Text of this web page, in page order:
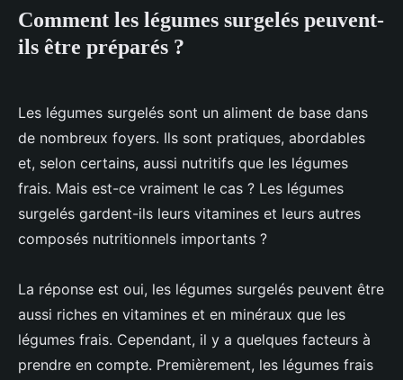
Comment les légumes surgelés peuvent-
ils être préparés ?
Les légumes surgelés sont un aliment de base dans
de nombreux foyers. Ils sont pratiques, abordables
et, selon certains, aussi nutritifs que les légumes
frais. Mais est-ce vraiment le cas ? Les légumes
surgelés gardent-ils leurs vitamines et leurs autres
composés nutritionnels importants ?
La réponse est oui, les légumes surgelés peuvent être
aussi riches en vitamines et en minéraux que les
légumes frais. Cependant, il y a quelques facteurs à
prendre en compte. Premièrement, les légumes frais